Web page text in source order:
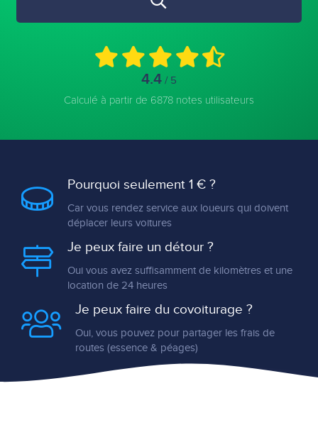
4.4 / 5
Calculé à partir de 6878 notes utilisateurs
Pourquoi seulement 1 € ?
Car vous rendez service aux loueurs qui doivent
déplacer leurs voitures
Je peux faire un détour ?
Oui vous avez suffisamment de kilomètres et une
location de 24 heures
Je peux faire du covoiturage ?
Oui, vous pouvez pour partager les frais de
routes (essence & péages)